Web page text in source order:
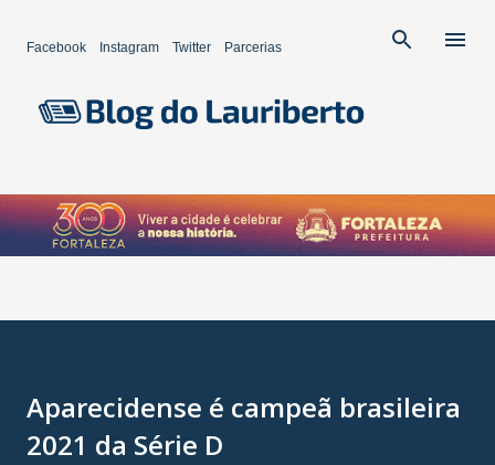
Facebook Instagram Twitter Parcerias
Aparecidense é campeã brasileira
2021 da Série D